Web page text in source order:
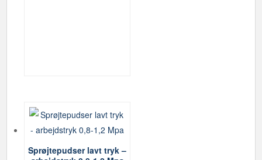
Sprøjtepudser lavt tryk –